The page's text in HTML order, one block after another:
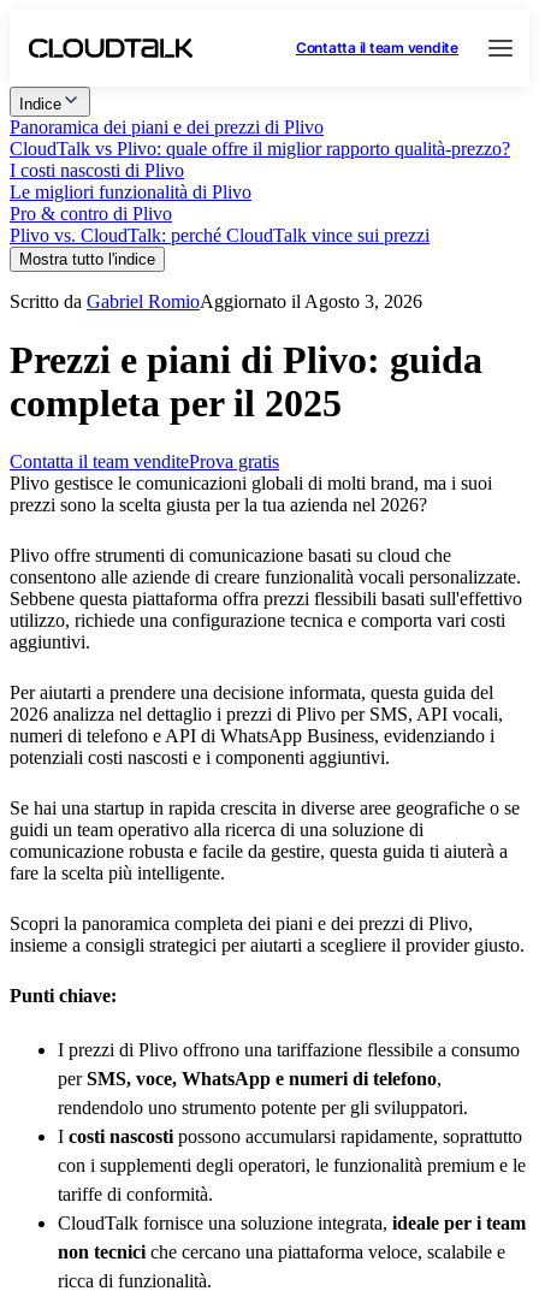
Contatta il team vendite
Indice
Panoramica dei piani e dei prezzi di Plivo
CloudTalk vs Plivo: quale offre il miglior rapporto qualità-prezzo?
I costi nascosti di Plivo
Le migliori funzionalità di Plivo
Pro & contro di Plivo
Plivo vs. CloudTalk: perché CloudTalk vince sui prezzi
Mostra tutto l'indice
Scritto da Gabriel RomioAggiornato il Agosto 3, 2026
Prezzi e piani di Plivo: guida
completa per il 2025
Contatta il team venditeProva gratis
Plivo gestisce le comunicazioni globali di molti brand, ma i suoi
prezzi sono la scelta giusta per la tua azienda nel 2026?
Plivo offre strumenti di comunicazione basati su cloud che
consentono alle aziende di creare funzionalità vocali personalizzate.
Sebbene questa piattaforma offra prezzi flessibili basati sull'effettivo
utilizzo, richiede una configurazione tecnica e comporta vari costi
aggiuntivi.
Per aiutarti a prendere una decisione informata, questa guida del
2026 analizza nel dettaglio i prezzi di Plivo per SMS, API vocali,
numeri di telefono e API di WhatsApp Business, evidenziando i
potenziali costi nascosti e i componenti aggiuntivi.
Se hai una startup in rapida crescita in diverse aree geografiche o se
guidi un team operativo alla ricerca di una soluzione di
comunicazione robusta e facile da gestire, questa guida ti aiuterà a
fare la scelta più intelligente.
Scopri la panoramica completa dei piani e dei prezzi di Plivo,
insieme a consigli strategici per aiutarti a scegliere il provider giusto.
Punti chiave:
I prezzi di Plivo offrono una tariffazione flessibile a consumo
perSMS, voce, WhatsApp e numeri di telefono,
rendendolo uno strumento potente per gli sviluppatori.
I costi nascosti possono accumularsi rapidamente, soprattutto
con i supplementi degli operatori, le funzionalità premium e le
tariffe di conformità.
CloudTalk fornisce una soluzione integrata, ideale per i team
non tecnici che cercano una piattaforma veloce, scalabile e
ricca di funzionalità.